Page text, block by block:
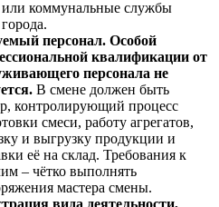
или коммунальные службы
города.
персонал. Особой
квалификации от
персонала не
В смене должен быть
контролирующий процесс
смеси, работу агрегатов,
и выгрузку продукции и
её на склад. Требования к
– чётко выполнять
мастера смены.